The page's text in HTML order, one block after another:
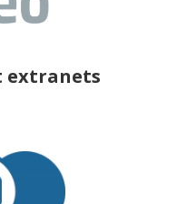
extranets